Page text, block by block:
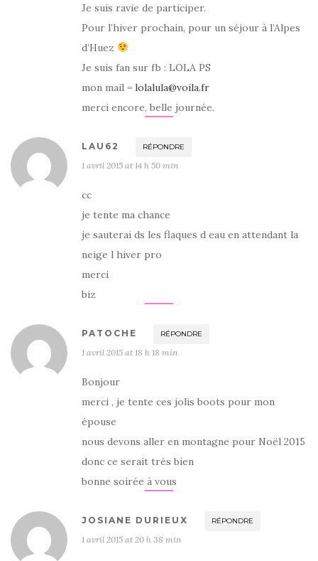
Je suis ravie de participer.
Pour l’hiver prochain, pour un séjour à l’Alpes
d’Huez
Je suis fan sur fb : LOLA PS
mon mail = lolalula@voila.fr
merci encore, belle journée.
LAU62 RÉPONDRE
1 avril 2015 at 14 h 50 min
cc
je tente ma chance
je sauterai ds les flaques d eau en attendant la
neige l hiver pro
merci
biz
PATOCHE RÉPONDRE
1 avril 2015 at 18 h 18 min
Bonjour
merci , je tente ces jolis boots pour mon
épouse
nous devons aller en montagne pour Noël 2015
donc ce serait très bien
bonne soirée à vous
JOSIANE DURIEUX RÉPONDRE
1 avril 2015 at 20 h 38 min